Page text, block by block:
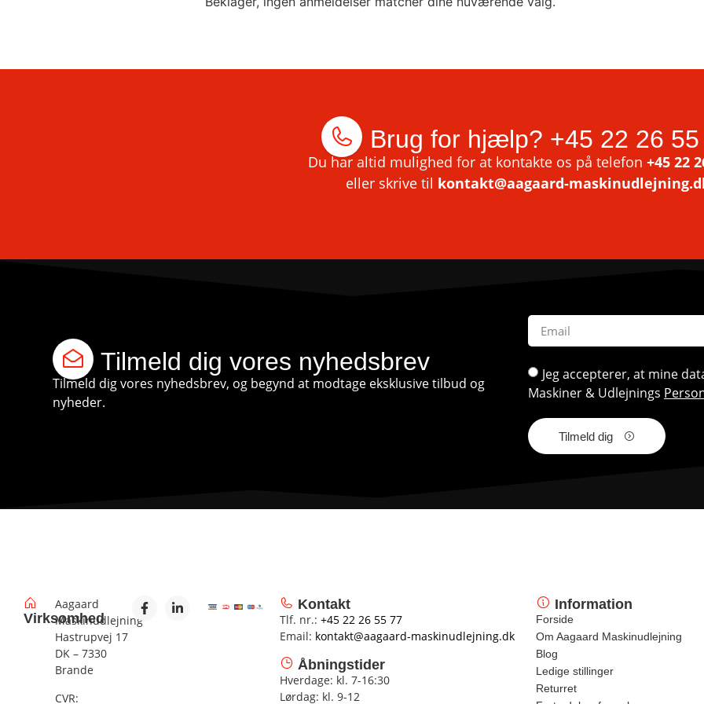
Brug for hjælp? +45 22 26
Du har altid mulighed for at kontakte os på telefon +45 22
eller skrive til kontakt@aagaard-
Tilmeld dig vores nyhedsbrev
Tilmeld dig vores nyhedsbrev, og begynd at modtage eksklusive tilbud og
nyheder.
Jeg accepterer, at mine
Maskiner & Udlejnings
Tilmeld dig
Virksomhed
Aagaard
Maskinudlejning
Hastrupvej 17
DK – 7330
Brande
CVR:
Kontakt
Tlf. nr.: +45 22 26 55 77
Email: kontakt@aagaard-maskinudlejning.dk
Åbningstider
Hverdage: kl. 7-16:30
Lørdag: kl. 9-12
Information
Forside
Om Aagaard Maskinudlejning
Blog
Ledige stillinger
Returret